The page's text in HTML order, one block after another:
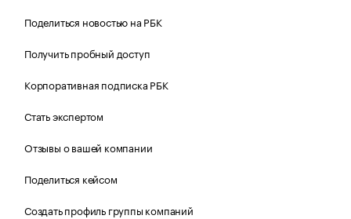
Поделиться новостью на РБК
Получить пробный доступ
Корпоративная подписка РБК
Стать экспертом
Отзывы о вашей компании
Поделиться кейсом
Создать профиль группы компаний